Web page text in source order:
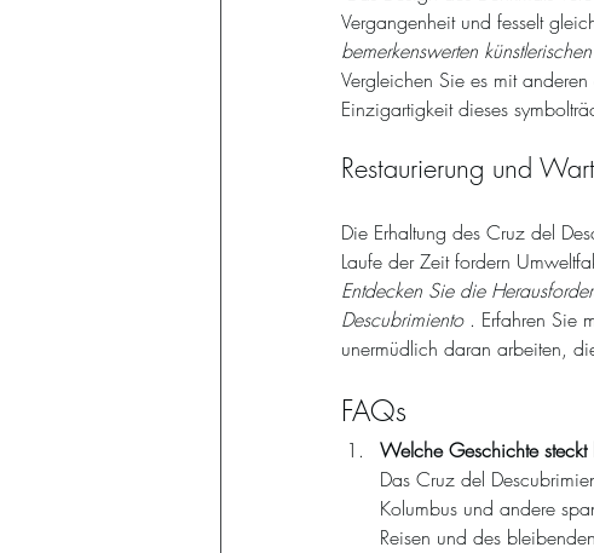
Vergangenheit und fesselt
bemerkenswerten
Vergleichen Sie es mit
Einzigartigkeit dieses
Restaurierung und
Die Erhaltung des Cruz del
Laufe der Zeit fordern
Entdecken Sie die
Descubrimiento . Erfahren Sie
unermüdlich daran arbeiten,
FAQs
Welche Geschichte
Das Cruz del
Kolumbus und andere
Reisen und des